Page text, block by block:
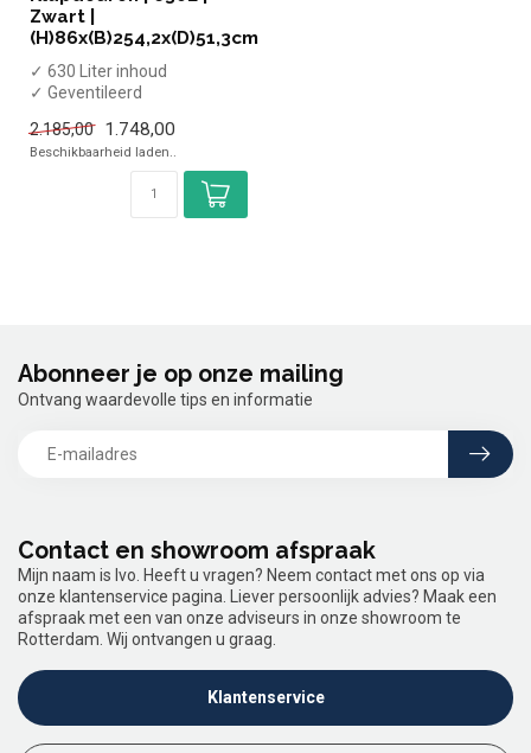
Zwart |
(H)86x(B)254,2x(D)51,3cm
✓ 630 Liter inhoud
✓ Geventileerd
✓ Breedte 254,2 cm, diept...
2.185,00 1.748,00
Beschikbaarheid laden..
Contact en showroom afspraak
Mijn naam is Ivo. Heeft u vragen? Neem contact met ons op via
onze klantenservice pagina. Liever persoonlijk advies? Maak een
afspraak met een van onze adviseurs in onze showroom te
Rotterdam. Wij ontvangen u graag.
Klantenservice
Abonneer je op onze mailing
Ontvang waardevolle tips en informatie